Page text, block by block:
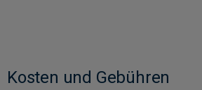
Kosten und Gebühren